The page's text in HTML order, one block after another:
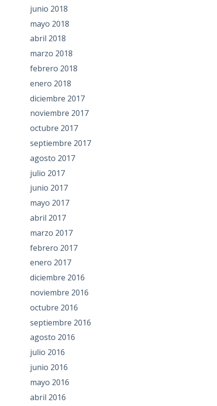
junio 2018
mayo 2018
abril 2018
marzo 2018
febrero 2018
enero 2018
diciembre 2017
noviembre 2017
octubre 2017
septiembre 2017
agosto 2017
julio 2017
junio 2017
mayo 2017
abril 2017
marzo 2017
febrero 2017
enero 2017
diciembre 2016
noviembre 2016
octubre 2016
septiembre 2016
agosto 2016
julio 2016
junio 2016
mayo 2016
abril 2016